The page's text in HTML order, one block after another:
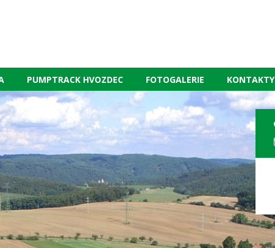
PUMPTRACK HVOZDEC FOTOGALERIE KONTAKTY